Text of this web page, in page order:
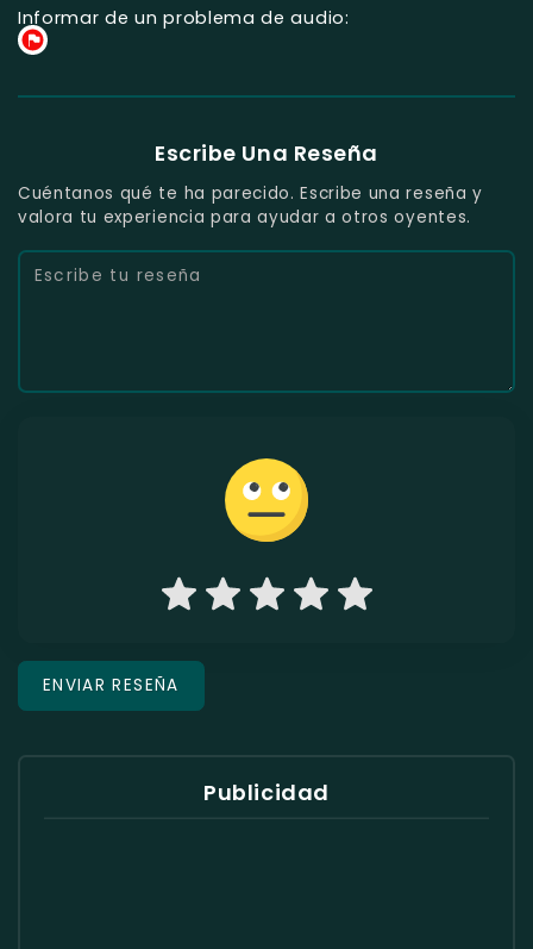
Informar de un problema de audio:
Escribe Una Reseña
Cuéntanos qué te ha parecido. Escribe una reseña y
valora tu experiencia para ayudar a otros oyentes.
Publicidad